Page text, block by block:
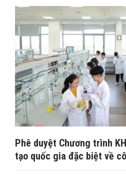
Phê duyệt Chương trình
tạo quốc gia đặc biệt về